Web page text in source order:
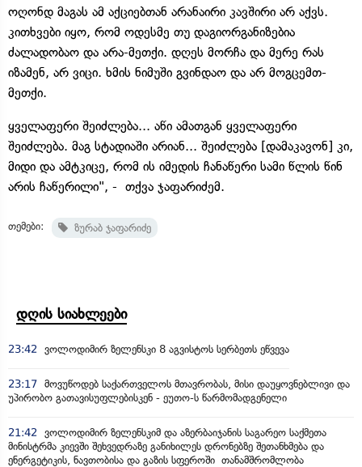
ოღონდ მაგას ამ აქციებთან არანაირი კავშირი არ აქვს.
კითხვები იყო, რომ ოდესმე თუ დაგიორგანიზებია
ძალადობაო და არა-მეთქი. დღეს მორჩა და მერე რას
იზამენ, არ ვიცი. ხმის ნიმუში გვინდაო და არ მოგცემთ-
მეთქი.
ყველაფერი შეიძლება... აწი ამათგან ყველაფერი
შეიძლება. მაგ სტადიაში არიან... შეიძლება [დამაკავონ] კი,
მიდი და ამტკიცე, რომ ის იმედის ჩანაწერი სამი წლის წინ
არის ჩაწერილი", - თქვა ჯაფარიძემ.
თემები: ზურაბ ჯაფარიძე
დღის სიახლეები
23:42 ვოლოდიმირ ზელენსკი 8 აგვისტოს სერბეთს ეწვევა
23:17 მოვუწოდებ საქართველოს მთავრობას, მისი დაუყოვნებლივი და
უპირობო გათავისუფლებისკენ - ეუთო-ს წარმომადგენელი
21:42
ვოლოდიმირ ზელენსკიმ და აზერბაიჯანის საგარეო საქმეთა
მინისტრმა კიევში შეხვედრაზე განიხილეს დრონებზე შეთანხმება და
ენერგეტიკის, ნავთობისა და გაზის სფეროში თანამშრომლობა